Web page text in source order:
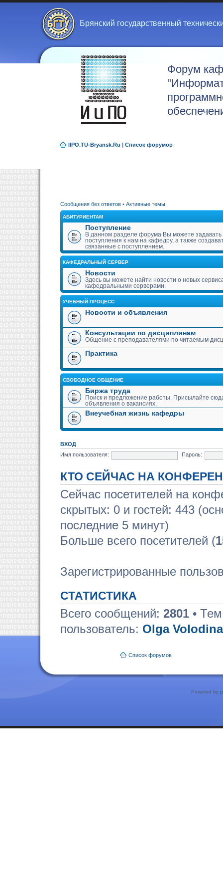
Брянский государственный
Форум
IIPO.TU-Bryansk.Ru | Список форумов
Сообщения без ответов • Активные темы
АБИТУРИЕНТАМ
Поступление
В данном разделе форума Вы можете
поступления к нам на кафедру, а также
связанные с поступлением.
КАФЕДРАЛЬНЫЙ СЕРВЕР
Новости
Здесь вы можете найти новости о новых
кафедральными серверами.
УЧЕБНЫЙ ПРОЦЕСС
Новости и объявления
Консультации по дисциплинам
Общение с преподавателями по читаемым
Практика
СВОБОДНОЕ ОБЩЕНИЕ
Биржа труда
Поиск и предложение работы. Присылайте
объявления о вакансиях.
Внеучебная жизнь кафедры
ВХОД
Имя пользователя:
Пароль:
КТО СЕЙЧАС НА
Сейчас посетителей на
скрытых: 0 и гостей: 443
последние 5 минут)
Больше всего посетителей (
Зарегистрированные
СТАТИСТИКА
Всего сообщений: 2801 •
пользователь: Olga Volodina
Список форумов
Powered by